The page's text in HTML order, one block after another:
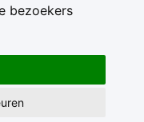
bezoekers